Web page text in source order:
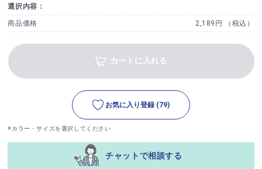
選択内容：
商品価格 2,189円 （税込）
カートに入れる
お気に入り登録 (79)
※カラー・サイズを選択してください
チャットで相談する